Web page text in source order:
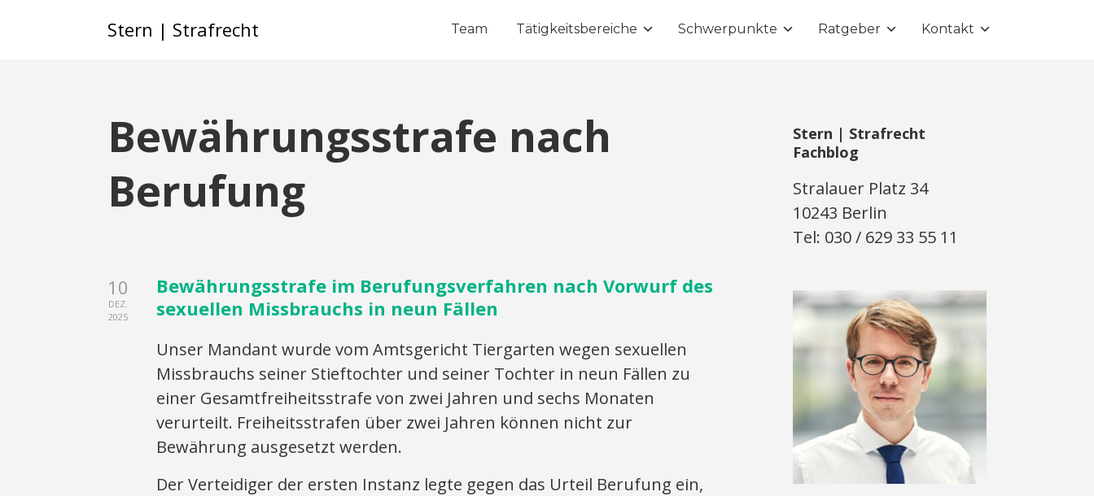
Stern | Strafrecht Team Tätigkeitsbereiche Schwerpunkte Ratgeber Kontakt
Bewährungsstrafe nach
Berufung
10
DEZ.
2025
Bewährungsstrafe im Berufungsverfahren nach Vorwurf des
sexuellen Missbrauchs in neun Fällen
Unser Mandant wurde vom Amtsgericht Tiergarten wegen sexuellen
Missbrauchs seiner Stieftochter und seiner Tochter in neun Fällen zu
einer Gesamtfreiheitsstrafe von zwei Jahren und sechs Monaten
verurteilt. Freiheitsstrafen über zwei Jahren können nicht zur
Bewährung ausgesetzt werden.
Der Verteidiger der ersten Instanz legte gegen das Urteil Berufung ein,
Stern | Strafrecht
Fachblog
Stralauer Platz 34
10243 Berlin
Tel: 030 / 629 33 55 11